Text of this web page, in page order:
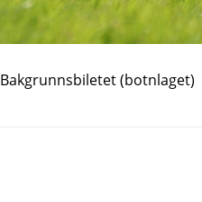
Bakgrunnsbiletet (botnlaget)